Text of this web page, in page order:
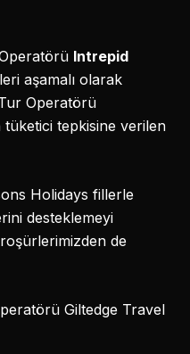
Intrepid
aşamalı olarak
Operatörü
tepkisine verilen
Holidays fillerle
desteklemeyi
de
Giltedge Travel